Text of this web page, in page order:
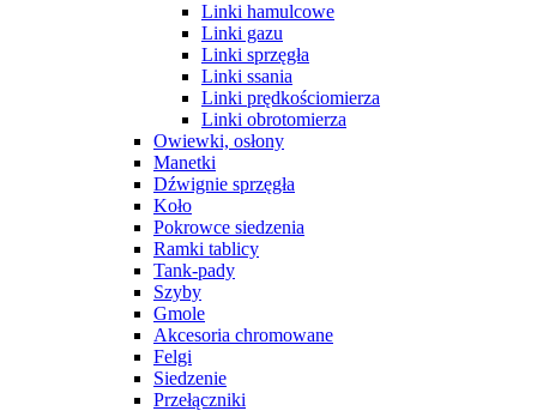
Linki hamulcowe
Linki gazu
Linki sprzęgła
Linki ssania
Linki prędkościomierza
Linki obrotomierza
Owiewki, osłony
Manetki
Dźwignie sprzęgła
Koło
Pokrowce siedzenia
Ramki tablicy
Tank-pady
Szyby
Gmole
Akcesoria chromowane
Felgi
Siedzenie
Przełączniki